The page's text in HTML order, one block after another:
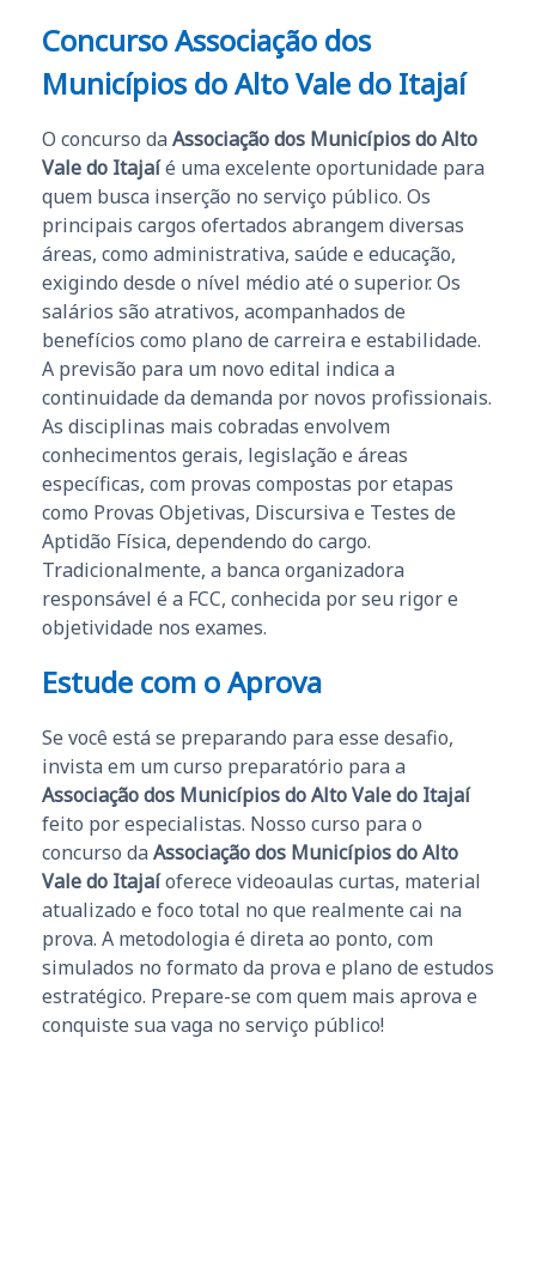
Concurso Associação dos
Municípios do Alto Vale do Itajaí
O concurso da Associação dos Municípios do Alto
Vale do Itajaíé uma excelente oportunidade para
quem busca inserção no serviço público. Os
principais cargos ofertados abrangem diversas
áreas, como administrativa, saúde e educação,
exigindo desde o nível médio até o superior. Os
salários são atrativos, acompanhados de
benefícios como plano de carreira e estabilidade.
A previsão para um novo edital indica a
continuidade da demanda por novos profissionais.
As disciplinas mais cobradas envolvem
conhecimentos gerais, legislação e áreas
específicas, com provas compostas por etapas
como Provas Objetivas, Discursiva e Testes de
Aptidão Física, dependendo do cargo.
Tradicionalmente, a banca organizadora
responsável é a FCC, conhecida por seu rigor e
objetividade nos exames.
Estude com o Aprova
Se você está se preparando para esse desafio,
invista em um curso preparatório para a
Associação dos Municípios do Alto Vale do Itajaí
feito por especialistas. Nosso curso para o
concurso da Associação dos Municípios do Alto
Vale do Itajaíoferece videoaulas curtas, material
atualizado e foco total no que realmente cai na
prova. A metodologia é direta ao ponto, com
simulados no formato da prova e plano de estudos
estratégico. Prepare-se com quem mais aprova e
conquiste sua vaga no serviço público!